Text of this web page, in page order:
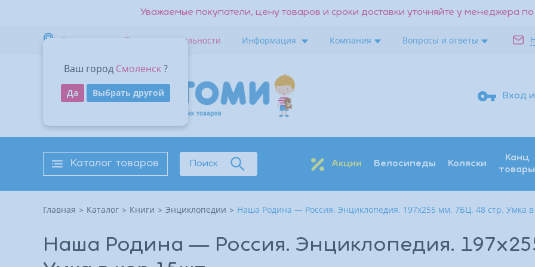
Уважаемые покупатели, цену товаров и сроки доставки уточняйте у менеджера по
Ваш город Смоленск?
Да Выбрать другой
Смоленск Программа лояльности Информация Компания Вопросы и ответы
Вход
Каталог товаров Поиск Акции Велосипеды Коляски
Канц
товары
Главная Каталог Книги Энциклопедии Наша Родина — Россия. Энциклопедия. 197х255 мм. 7БЦ. 48 стр. Умка
Наша Родина — Россия. Энциклопедия.
Магазин г.Рославль
В наличии 1 шт.
Вернуться к списку
Контакты
Время работы Поиск
Получить код
Войти